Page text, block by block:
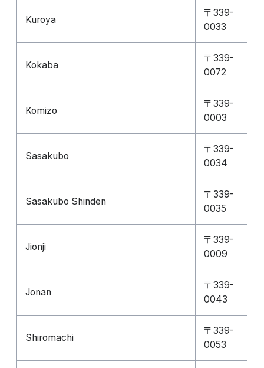
Kuroya
〒339-
0033
Kokaba
〒339-
0072
Komizo
〒339-
0003
Sasakubo
〒339-
0034
Sasakubo Shinden
〒339-
0035
Jionji
〒339-
0009
Jonan
〒339-
0043
Shiromachi
〒339-
0053